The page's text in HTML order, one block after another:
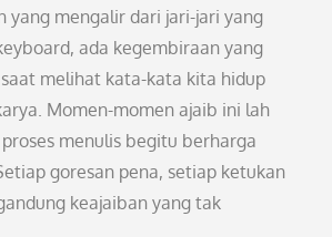
yang mengalir dari jari-jari yang
ada kegembiraan yang
melihat kata-kata kita hidup
Momen-momen ajaib ini lah
menulis begitu berharga
goresan pena, setiap ketukan
keajaiban yang tak